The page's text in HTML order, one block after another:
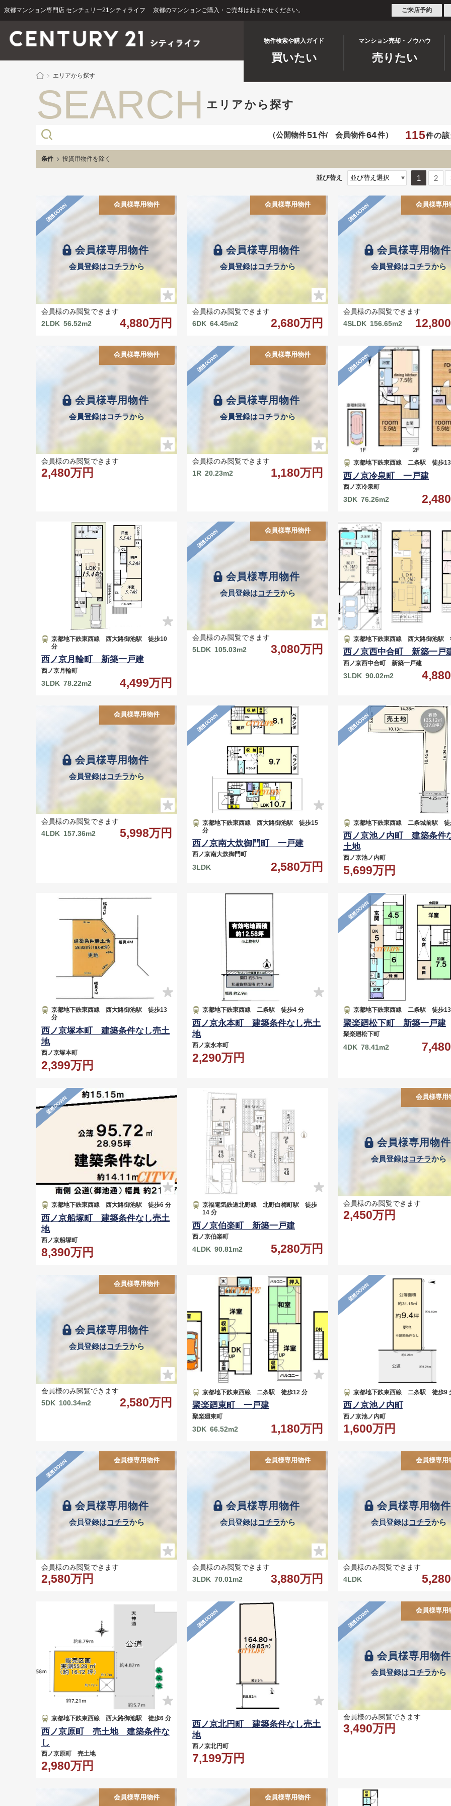
京都マンション専門店 センチュリー21シティライフ 京都のマンションご購入・ご売却はおまかせください。 ご来店予約
物件検索や購入ガイド
買いたい
マンション売却・ノウハウ
売りたい
エリアから探す
SEARCH エリアから探す
（公開物件51件/ 会員物件64件） 115件の
条件 投資用物件を除く
並び替え 1 2
会員様専用物件
会員登録はコチラから
会員様専用物件
価格DOWN
会員様のみ閲覧できます
2LDK 56.52m2 4,880万円
会員様専用物件
会員登録はコチラから
会員様専用物件
会員様のみ閲覧できます
6DK 64.45m2 2,680万円
会員様専用物件
会員登録はコチラから
会員様専用
価格DOWN
会員様のみ閲覧できます
4SLDK 156.65m2
会員様専用物件
会員登録はコチラから
会員様専用物件
会員様のみ閲覧できます
2,480万円
会員様専用物件
会員登録はコチラから
会員様専用物件
価格DOWN
会員様のみ閲覧できます
1R 20.23m2 1,180万円
価格DOWN
京都地下鉄東西線 二条駅 徒歩
西ノ京冷泉町 一戸建
西ノ京冷泉町
3DK 76.26m2
京都地下鉄東西線 西大路御池駅 徒歩10
分
西ノ京月輪町 新築一戸建
西ノ京月輪町
3LDK 78.22m2 4,499万円
会員様専用物件
会員登録はコチラから
会員様専用物件
価格DOWN
会員様のみ閲覧できます
5LDK 105.03m2 3,080万円
京都地下鉄東西線 西大路御池駅
西ノ京西中合町 新築一戸
西ノ京西中合町 新築一戸建
3LDK 90.02m2
会員様専用物件
会員登録はコチラから
会員様専用物件
会員様のみ閲覧できます
4LDK 157.36m2 5,998万円
価格DOWN
京都地下鉄東西線 西大路御池駅 徒歩15
分
西ノ京南大炊御門町 一戸建
西ノ京南大炊御門町
3LDK 2,580万円
価格DOWN
京都地下鉄東西線 二条城前駅 徒
西ノ京池ノ内町 建築条件
土地
西ノ京池ノ内町
5,699万円
京都地下鉄東西線 西大路御池駅 徒歩13
分
西ノ京塚本町 建築条件なし売土
地
西ノ京塚本町
2,399万円
京都地下鉄東西線 二条駅 徒歩4 分
西ノ京永本町 建築条件なし売土
地
西ノ京永本町
2,290万円
価格DOWN
京都地下鉄東西線 二条駅 徒歩
聚楽廻松下町 新築一戸建
聚楽廻松下町
4DK 78.41m2
価格DOWN
京都地下鉄東西線 西大路御池駅 徒歩6 分
西ノ京船塚町 建築条件なし売土
地
西ノ京船塚町
8,390万円
京福電気鉄道北野線 北野白梅町駅 徒歩
14 分
西ノ京伯楽町 新築一戸建
西ノ京伯楽町
4LDK 90.81m2 5,280万円
会員様専用物件
会員登録はコチラから
会員様専用
会員様のみ閲覧できます
2,450万円
会員様専用物件
会員登録はコチラから
会員様専用物件
会員様のみ閲覧できます
5DK 100.34m2 2,580万円
京都地下鉄東西線 二条駅 徒歩12 分
聚楽廻東町 一戸建
聚楽廻東町
3DK 66.52m2 1,180万円
価格DOWN
京都地下鉄東西線 二条駅 徒歩9
西ノ京池ノ内町
西ノ京池ノ内町
1,600万円
会員様専用物件
会員登録はコチラから
会員様専用物件
価格DOWN
会員様のみ閲覧できます
2,580万円
会員様専用物件
会員登録はコチラから
会員様専用物件
会員様のみ閲覧できます
3LDK 70.01m2 3,880万円
会員様専用物件
会員登録はコチラから
会員様専用
会員様のみ閲覧できます
4LDK
京都地下鉄東西線 西大路御池駅 徒歩6 分
西ノ京原町 売土地 建築条件な
し
西ノ京原町 売土地
2,980万円
価格DOWN
西ノ京北円町 建築条件なし売土
地
西ノ京北円町
7,199万円
会員様専用物件
会員登録はコチラから
会員様専用
価格DOWN
会員様のみ閲覧できます
3,490万円
会員様専用物件 会員様専用物件